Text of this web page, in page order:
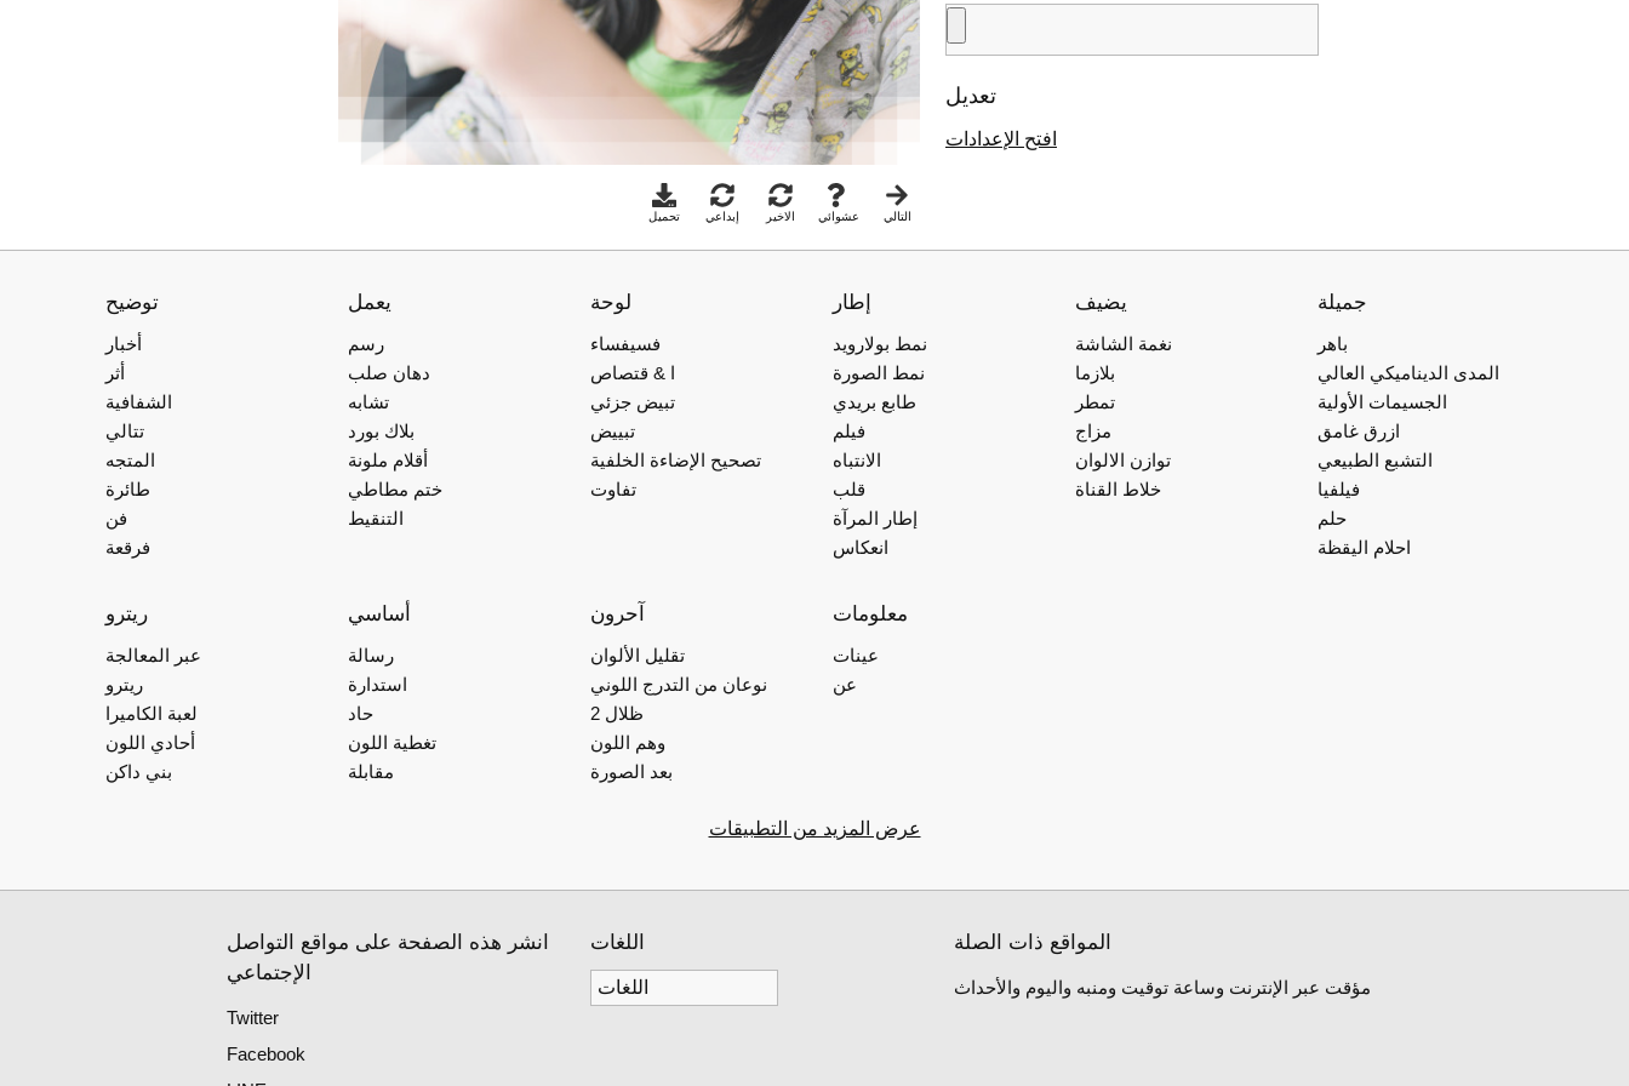
تحميل إبداعي الاخير عشوائي التالي
تعديل
افتح الإعدادات
توضيح
أخبار
أثر
الشفافية
تتالي
المتجه
طائرة
فن
فرقعة
يعمل
رسم
دهان صلب
تشابه
بلاك بورد
أقلام ملونة
ختم مطاطي
التنقيط
لوحة
فسيفساء
ا & قتصاص
تبيض جزئي
تبييض
تصحيح الإضاءة الخلفية
تفاوت
إطار
نمط بولارويد
نمط الصورة
طابع بريدي
فيلم
الانتباه
قلب
إطار المرآة
انعكاس
يضيف
نغمة الشاشة
بلازما
تمطر
مزاج
توازن الالوان
خلاط القناة
جميلة
باهر
المدى الديناميكي العالي
الجسيمات الأولية
ازرق غامق
التشبع الطبيعي
فيلفيا
حلم
احلام اليقظة
ريترو
عبر المعالجة
ريترو
لعبة الكاميرا
أحادي اللون
بني داكن
أساسي
رسالة
استدارة
حاد
تغطية اللون
مقابلة
آحرون
تقليل الألوان
نوعان من التدرج اللوني
2 ظلال
وهم اللون
بعد الصورة
معلومات
عينات
عن
عرض المزيد من التطبيقات
انشر هذه الصفحة على مواقع التواصل
الإجتماعي
Twitter
Facebook
اللغات المواقع ذات الصلة
مؤقت عبر الإنترنت وساعة توقيت ومنبه واليوم والأحداث